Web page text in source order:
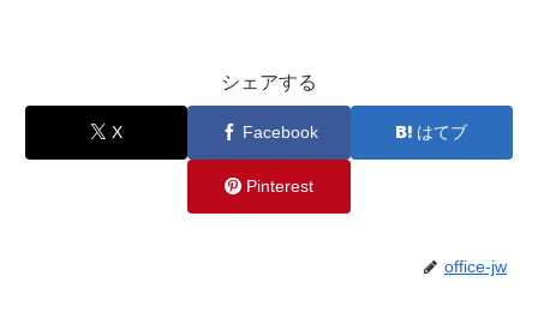
シェアする
X Facebook はてブ
Pinterest
office-jw